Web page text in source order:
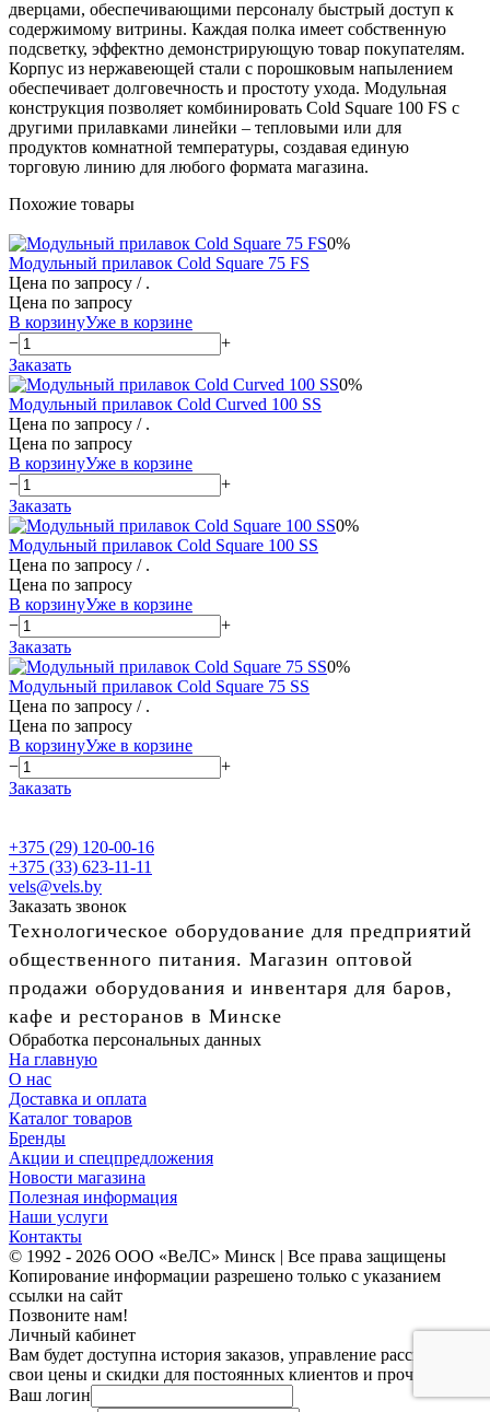
дверцами, обеспечивающими персоналу быстрый доступ к
содержимому витрины. Каждая полка имеет собственную
подсветку, эффектно демонстрирующую товар покупателям.
Корпус из нержавеющей стали с порошковым напылением
обеспечивает долговечность и простоту ухода. Модульная
конструкция позволяет комбинировать Cold Square 100 FS с
другими прилавками линейки – тепловыми или для
продуктов комнатной температуры, создавая единую
торговую линию для любого формата магазина.
Похожие товары
0%
Модульный прилавок Cold Square 75 FS
Цена по запросу / .
Цена по запросу
В корзинуУже в корзине
−
+
Заказать
0%
Модульный прилавок Cold Curved 100 SS
Цена по запросу / .
Цена по запросу
В корзинуУже в корзине
−
+
Заказать
0%
Модульный прилавок Cold Square 100 SS
Цена по запросу / .
Цена по запросу
В корзинуУже в корзине
−
+
Заказать
0%
Модульный прилавок Cold Square 75 SS
Цена по запросу / .
Цена по запросу
В корзинуУже в корзине
−
+
Заказать
+375 (29) 120-00-16
+375 (33) 623-11-11
vels@vels.by
Заказать звонок
Технологическое оборудование для предприятий
общественного питания. Магазин оптовой
продажи оборудования и инвентаря для баров,
кафе и ресторанов в Минске
Обработка персональных данных
На главную
О нас
Доставка и оплата
Каталог товаров
Бренды
Акции и спецпредложения
Новости магазина
Полезная информация
Наши услуги
Контакты
© 1992 - 2026 ООО «ВеЛС» Минск | Все права защищены
Копирование информации разрешено только с указанием
ссылки на сайт
Позвоните нам!
Личный кабинет
Вам будет доступна история заказов, управление рассылками,
свои цены и скидки для постоянных клиентов и прочее.
Ваш логин